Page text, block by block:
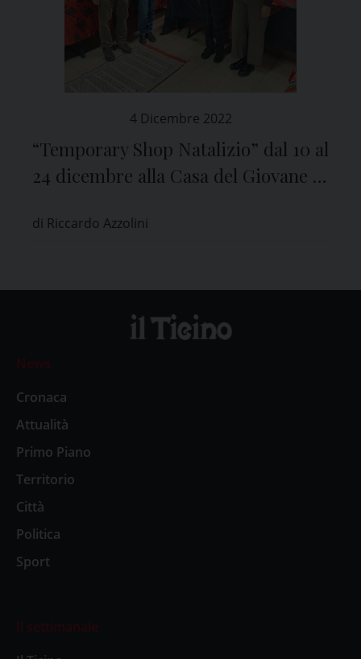
4 Dicembre 2022
“Temporary Shop Natalizio” dal 10 al
24 dicembre alla Casa del Giovane di
di Riccardo Azzolini
News
Cronaca
Attualità
Primo Piano
Territorio
Città
Politica
Sport
Il settimanale